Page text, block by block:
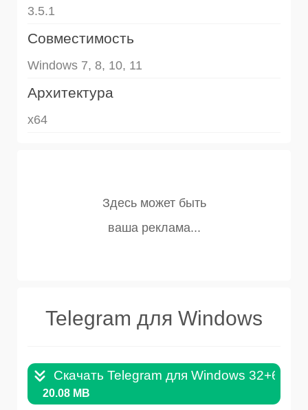
3.5.1
Совместимость
Windows 7, 8, 10, 11
Архитектура
x64
Telegram для Windows
Скачать Telegram для Windows 32+64Bit
20.08 MB